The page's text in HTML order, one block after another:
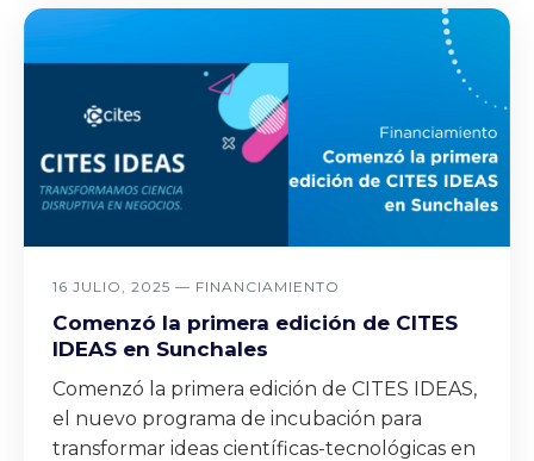
16 JULIO, 2025 — FINANCIAMIENTO
Comenzó la primera edición de CITES
IDEAS en Sunchales
Comenzó la primera edición de CITES IDEAS,
el nuevo programa de incubación para
transformar ideas científicas-tecnológicas en